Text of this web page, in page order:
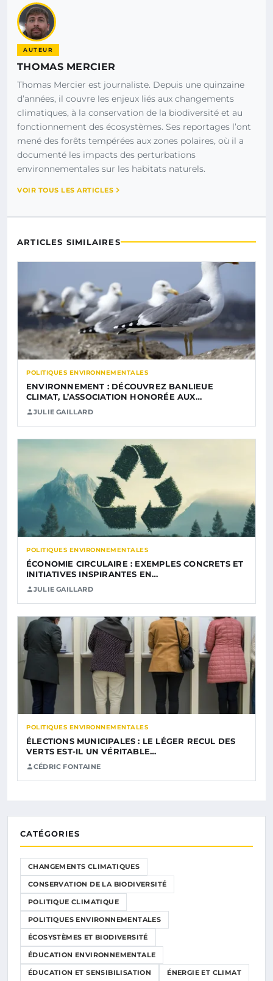
AUTEUR
THOMAS MERCIER
Thomas Mercier est journaliste. Depuis une quinzaine
d’années, il couvre les enjeux liés aux changements
climatiques, à la conservation de la biodiversité et au
fonctionnement des écosystèmes. Ses reportages l’ont
mené des forêts tempérées aux zones polaires, où il a
documenté les impacts des perturbations
environnementales sur les habitats naturels.
VOIR TOUS LES ARTICLES
ARTICLES SIMILAIRES
POLITIQUES ENVIRONNEMENTALES
ENVIRONNEMENT : DÉCOUVREZ BANLIEUE
CLIMAT, L’ASSOCIATION HONORÉE AUX…
JULIE GAILLARD
POLITIQUES ENVIRONNEMENTALES
ÉCONOMIE CIRCULAIRE : EXEMPLES CONCRETS ET
INITIATIVES INSPIRANTES EN…
JULIE GAILLARD
POLITIQUES ENVIRONNEMENTALES
ÉLECTIONS MUNICIPALES : LE LÉGER RECUL DES
VERTS EST-IL UN VÉRITABLE…
CÉDRIC FONTAINE
CATÉGORIES
CHANGEMENTS CLIMATIQUES
CONSERVATION DE LA BIODIVERSITÉ
POLITIQUE CLIMATIQUE
POLITIQUES ENVIRONNEMENTALES
ÉCOSYSTÈMES ET BIODIVERSITÉ
ÉDUCATION ENVIRONNEMENTALE
ÉDUCATION ET SENSIBILISATION ÉNERGIE ET CLIMAT